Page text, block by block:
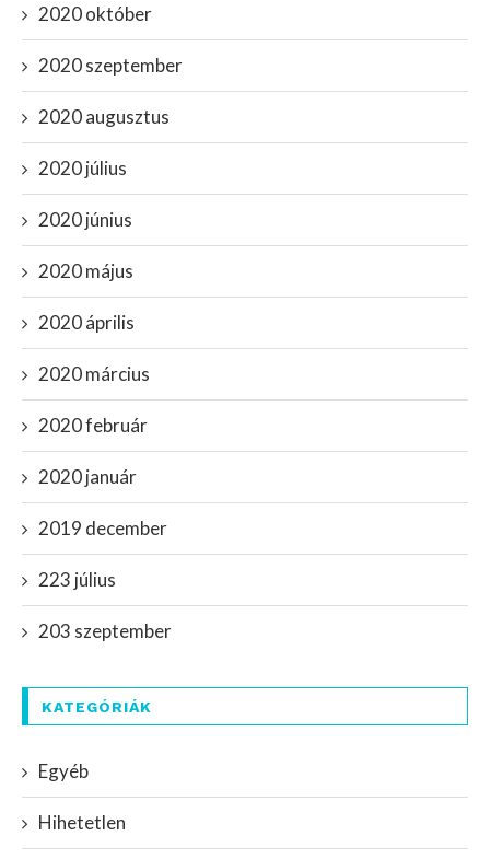
2020 október
2020 szeptember
2020 augusztus
2020 július
2020 június
2020 május
2020 április
2020 március
2020 február
2020 január
2019 december
223 július
203 szeptember
KATEGÓRIÁK
Egyéb
Hihetetlen